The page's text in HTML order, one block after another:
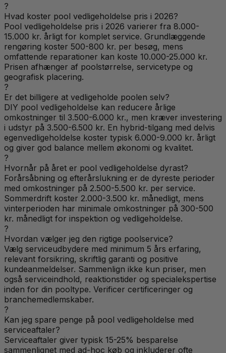
?
Hvad koster pool vedligeholdelse pris i 2026?
Pool vedligeholdelse pris i 2026 varierer fra 8.000-
15.000 kr. årligt for komplet service. Grundlæggende
rengøring koster 500-800 kr. per besøg, mens
omfattende reparationer kan koste 10.000-25.000 kr.
Prisen afhænger af poolstørrelse, servicetype og
geografisk placering.
?
Er det billigere at vedligeholde poolen selv?
DIY pool vedligeholdelse kan reducere årlige
omkostninger til 3.500-6.000 kr., men kræver investering
i udstyr på 3.500-6.500 kr. En hybrid-tilgang med delvis
egenvedligeholdelse koster typisk 6.000-9.000 kr. årligt
og giver god balance mellem økonomi og kvalitet.
?
Hvornår på året er pool vedligeholdelse dyrast?
Forårsåbning og efterårslukning er de dyreste perioder
med omkostninger på 2.500-5.500 kr. per service.
Sommerdrift koster 2.000-3.500 kr. månedligt, mens
vinterperioden har minimale omkostninger på 300-500
kr. månedligt for inspektion og vedligeholdelse.
?
Hvordan vælger jeg den rigtige poolservice?
Vælg serviceudbydere med minimum 5 års erfaring,
relevant forsikring, skriftlig garanti og positive
kundeanmeldelser. Sammenlign ikke kun priser, men
også serviceindhold, reaktionstider og specialekspertise
inden for din pooltype. Verificer certificeringer og
branchemedlemskaber.
?
Kan jeg spare penge på pool vedligeholdelse med
serviceaftaler?
Serviceaftaler giver typisk 15-25% besparelse
sammenlignet med ad-hoc køb og inkluderer ofte